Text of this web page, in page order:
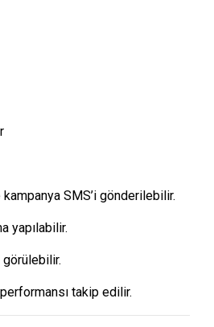
SMS’i gönderilebilir.
yapılabilir.
takip edilir.